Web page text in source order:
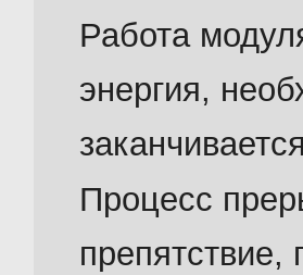
Работа
энергия,
Процесс